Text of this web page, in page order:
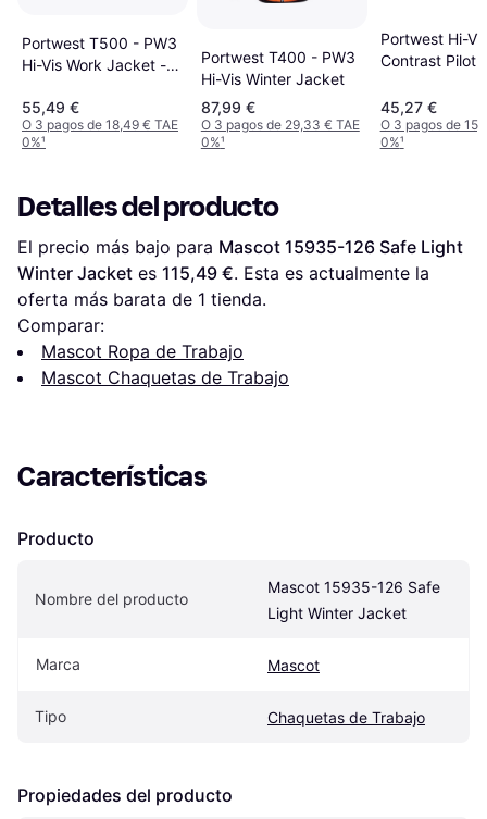
Portwest T500 - PW3
Hi-Vis Work Jacket -
55,49 €
O 3 pagos de 18,49 € TAE
0%¹
Portwest T400 - PW3
Hi-Vis Winter Jacket
87,99 €
O 3 pagos de 29,33 € TAE
0%¹
Portwest Hi-
Contrast Pilot
45,27 €
O 3 pagos de
0%¹
Detalles del producto
El precio más bajo para Mascot 15935-126 Safe Light
Winter Jacket es 115,49 €. Esta es actualmente la
oferta más barata de 1 tienda.
Comparar:
Mascot Ropa de Trabajo
Mascot Chaquetas de Trabajo
Características
Producto
Nombre del producto
Mascot 15935-126 Safe
Light Winter Jacket
Marca Mascot
Tipo Chaquetas de Trabajo
Propiedades del producto